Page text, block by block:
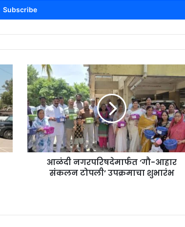
आळंदी नगरपरिषदेमार्फत ‘गौ-आहार
संकलन टोपली’ उपक्रमाचा शुभारंभ